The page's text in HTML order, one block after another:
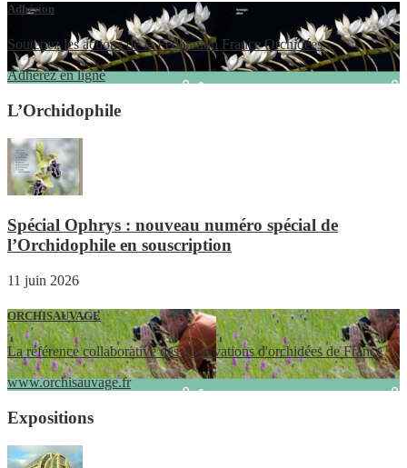
Adhésion
Soutenez les actions de la Fédération France Orchidées
Adhérez en ligne
L’Orchidophile
Spécial Ophrys : nouveau numéro spécial de
l’Orchidophile en souscription
11 juin 2026
ORCHISAUVAGE
La référence collaborative des observations d'orchidées de France
www.orchisauvage.fr
Expositions